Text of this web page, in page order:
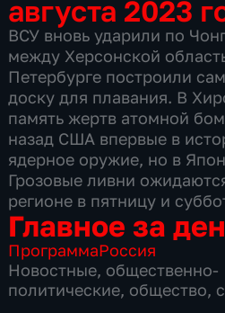
августа 2023
ВСУ вновь ударили по
между Херсонской
Петербурге построили
доску для плавания. В
память жертв атомной
назад США впервые в
ядерное оружие, но в
Грозовые ливни
регионе в пятницу и
Главное за
ПрограммаРоссия
Новостные, общественно-
политические, общество,